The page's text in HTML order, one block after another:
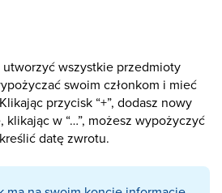
wszystkie przedmioty
swoim członkom i mieć
przycisk “+”, dodasz nowy
w “…”, możesz wypożyczyć
datę zwrotu.